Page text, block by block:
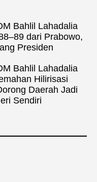
Bahlil Lahadalia
dari Prabowo,
Presiden
Bahlil Lahadalia
Hilirisasi
Daerah Jadi
Sendiri